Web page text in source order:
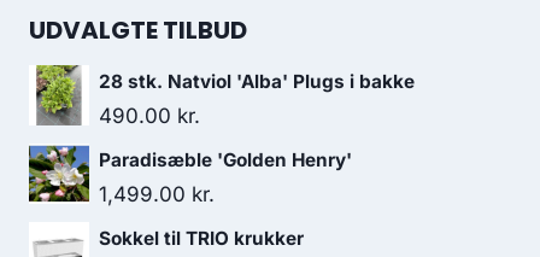
UDVALGTE TILBUD
28 stk. Natviol 'Alba' Plugs i bakke
490.00 kr.
Paradisæble 'Golden Henry'
1,499.00 kr.
Sokkel til TRIO krukker